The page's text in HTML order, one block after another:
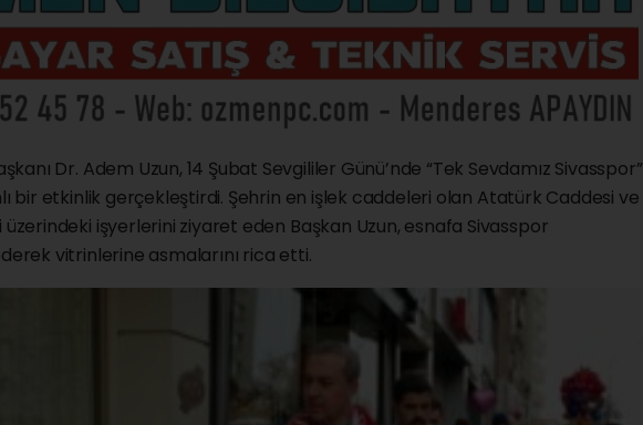
Dr. Adem Uzun, 14 Şubat Sevgililer Günü’nde “Tek Sevdamız Sivasspor”
bir etkinlik gerçekleştirdi. Şehrin en işlek caddeleri olan Atatürk Caddesi ve
işyerlerini ziyaret eden Başkan Uzun, esnafa Sivasspor
vitrinlerine asmalarını rica etti.